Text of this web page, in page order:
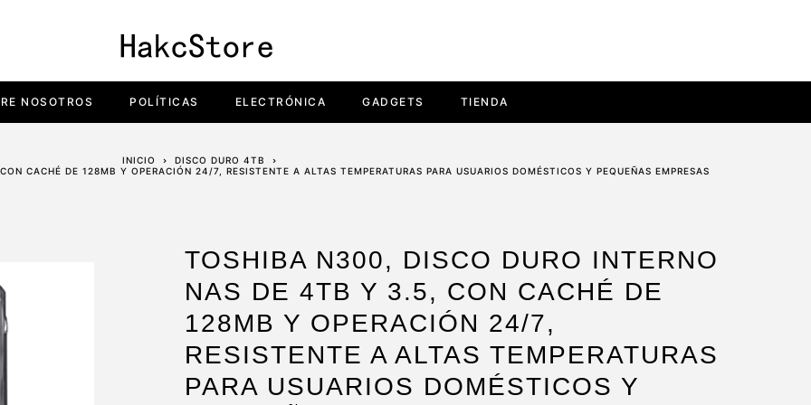
NOSOTROS POLÍTICAS ELECTRÓNICA GADGETS TIENDA
INICIO
DISCO DURO 4TB
CACHÉ DE 128MB Y OPERACIÓN 24/7, RESISTENTE A ALTAS TEMPERATURAS PARA USUARIOS DOMÉSTICOS Y PEQUEÑAS EMPRESAS
TOSHIBA N300, DISCO DURO INTERNO
NAS DE 4TB Y 3.5, CON CACHÉ DE
128MB Y OPERACIÓN 24/7,
RESISTENTE A ALTAS TEMPERATURAS
PARA USUARIOS DOMÉSTICOS Y